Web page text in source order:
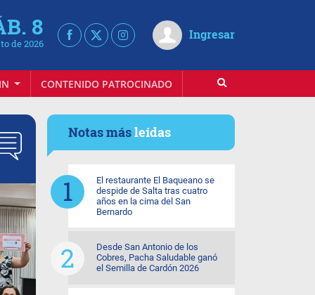
8
de 2026
Ingresar
CONTENIDO PATROCINADO
Notas másleídas
El restaurante El Baqueano se
despide de Salta tras cuatro
años en la cima del San
Bernardo
Desde San Antonio de los
Cobres, Pacha Saludable ganó
el Semilla de Cardón 2026